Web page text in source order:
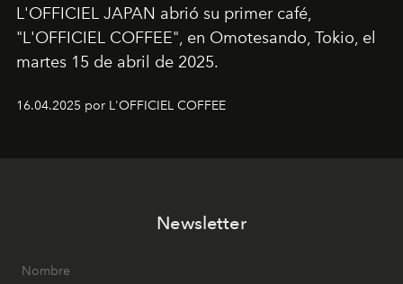
L'OFFICIEL JAPAN abrió su primer café,
"L'OFFICIEL COFFEE", en Omotesando, Tokio, el
martes 15 de abril de 2025.
16.04.2025 por L'OFFICIEL COFFEE
Newsletter